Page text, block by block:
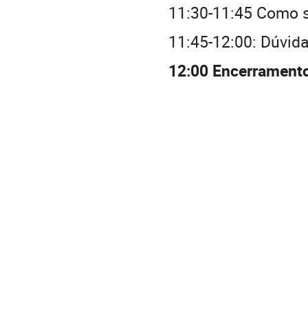
11:30-11:45 Como
11:45-12:00:
12:00